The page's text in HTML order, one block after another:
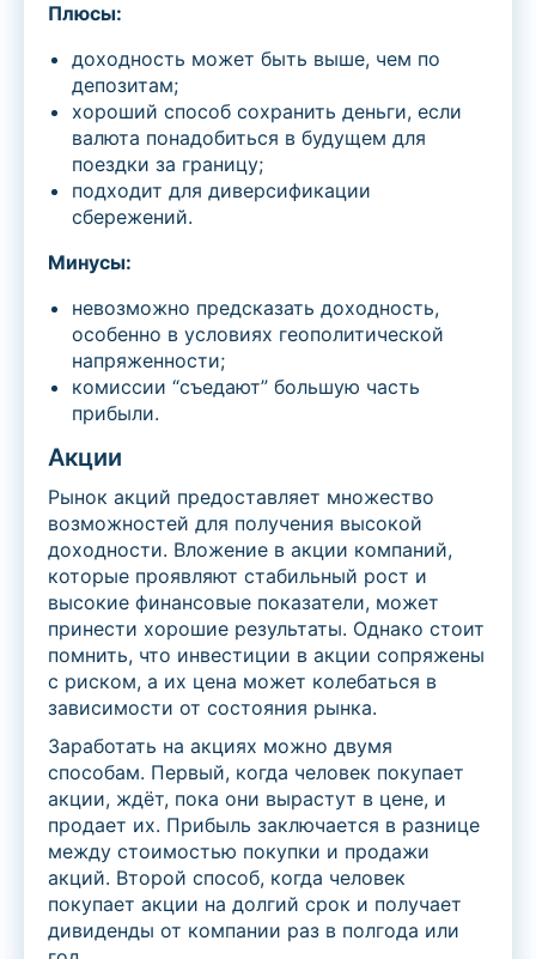
Плюсы:
доходность может быть выше, чем по
депозитам;
хороший способ сохранить деньги, если
валюта понадобиться в будущем для
поездки за границу;
подходит для диверсификации
сбережений.
Минусы:
невозможно предсказать доходность,
особенно в условиях геополитической
напряженности;
комиссии “съедают” большую часть
прибыли.
Акции
Рынок акций предоставляет множество
возможностей для получения высокой
доходности. Вложение в акции компаний,
которые проявляют стабильный рост и
высокие финансовые показатели, может
принести хорошие результаты. Однако стоит
помнить, что инвестиции в акции сопряжены
с риском, а их цена может колебаться в
зависимости от состояния рынка.
Заработать на акциях можно двумя
способам. Первый, когда человек покупает
акции, ждёт, пока они вырастут в цене, и
продает их. Прибыль заключается в разнице
между стоимостью покупки и продажи
акций. Второй способ, когда человек
покупает акции на долгий срок и получает
дивиденды от компании раз в полгода или